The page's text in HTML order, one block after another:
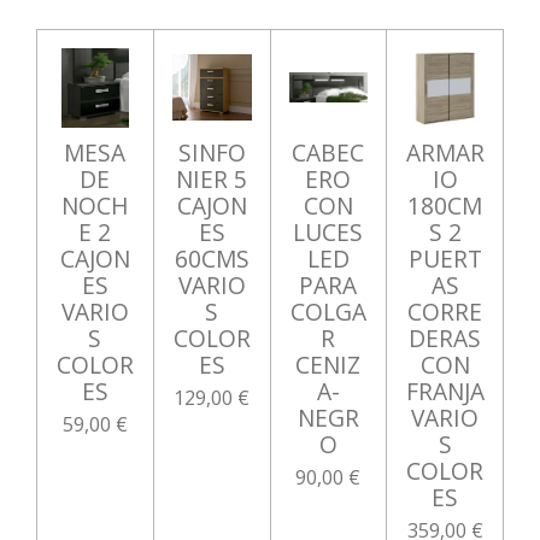
MESA
DE
NOCH
E 2
CAJON
ES
VARIO
S
COLOR
ES
59,00 €
SINFO
NIER 5
CAJON
ES
60CMS
VARIO
S
COLOR
ES
129,00 €
CABEC
ERO
CON
LUCES
LED
PARA
COLGA
R
CENIZ
A-
NEGR
O
90,00 €
ARMAR
IO
180CM
S 2
PUERT
AS
CORRE
DERAS
CON
FRANJA
VARIO
S
COLOR
ES
359,00 €